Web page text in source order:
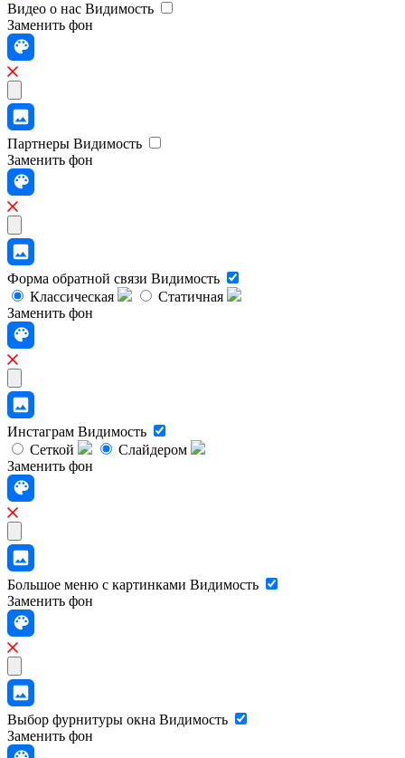
Видео о нас Видимость
Заменить фон
Партнеры Видимость
Заменить фон
Форма обратной связи Видимость
Классическая
Статичная
Заменить фон
Инстаграм Видимость
Сеткой
Слайдером
Заменить фон
Большое меню с картинками Видимость
Заменить фон
Выбор фурнитуры окна Видимость
Заменить фон